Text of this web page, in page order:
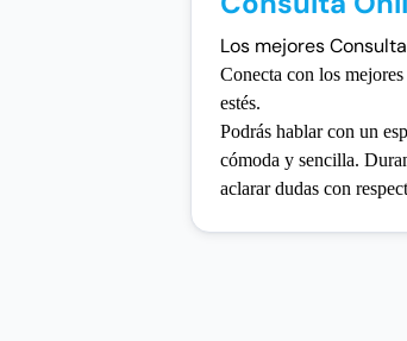
Los mejores
Conecta con los
estés.
Podrás hablar con un
cómoda y sencilla.
aclarar dudas con